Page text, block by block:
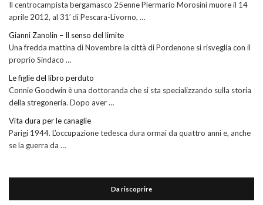
Il centrocampista bergamasco 25enne Piermario Morosini muore il 14
aprile 2012, al 31′ di Pescara-Livorno, …
Gianni Zanolin – Il senso del limite
Una fredda mattina di Novembre la città di Pordenone si risveglia con il
proprio Sindaco …
Le figlie del libro perduto
Connie Goodwin è una dottoranda che si sta specializzando sulla storia
della stregoneria. Dopo aver …
Vita dura per le canaglie
Parigi 1944. L’occupazione tedesca dura ormai da quattro anni e, anche
se la guerra da …
Da riscoprire